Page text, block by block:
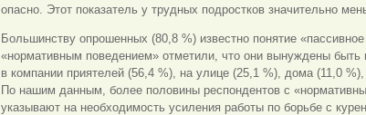
опасно. Этот показатель у трудных подростков значительно
Большинству опрошенных (80,8 %) известно понятие
«нормативным поведением» отметили, что они вынуждены
в компании приятелей (56,4 %), на улице (25,1 %), дома (11,0
По нашим данным, более половины респондентов с
указывают на необходимость усиления работы по борьбе с